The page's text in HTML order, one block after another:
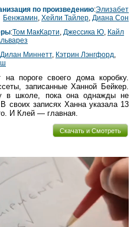
по произведению:Элизабет
Бенжамин ,Хейли Тайлер Диана Сон
:Том МакКарти Джессика Ю Кайл
Дилан Миннетт, Кэтрин Лэнгфорд
пороге своего дома коробку.
записанные Ханной Бейкер.
в школе, пока она однажды не
своих записях Ханна указала 13
И Клей — главная.
Скачать и Смотреть